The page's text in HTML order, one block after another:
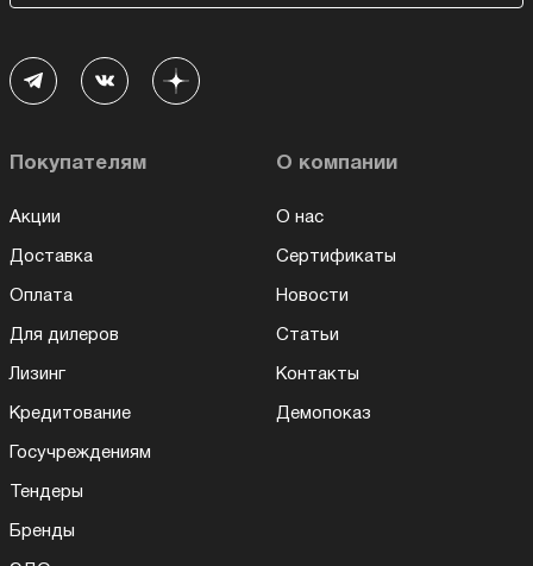
Покупателям
Акции
Доставка
Оплата
Для дилеров
Лизинг
Кредитование
Госучреждениям
Тендеры
Бренды
О компании
О нас
Сертификаты
Новости
Статьи
Контакты
Демопоказ